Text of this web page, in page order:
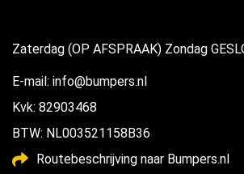
Zaterdag (OP AFSPRAAK) Zondag
E-mail: info@bumpers.nl
Kvk: 82903468
BTW: NL003521158B36
Routebeschrijving naar Bumpers.nl